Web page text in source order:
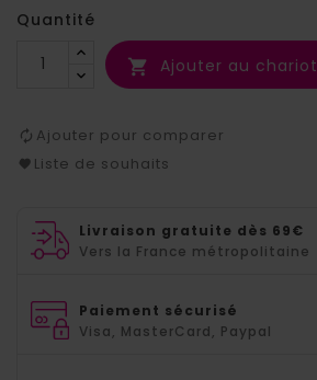
Quantité
 Ajouter au chariot
Ajouter pour comparer
Liste de souhaits
Livraison gratuite dès 69€
Vers la France métropolitaine
Paiement sécurisé
Visa, MasterCard, Paypal